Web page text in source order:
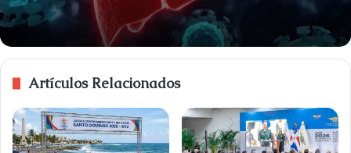
Artículos Relacionados